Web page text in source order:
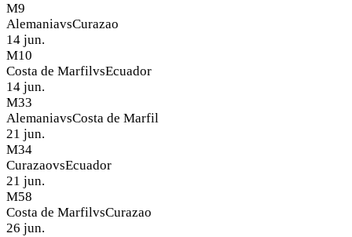
M9
AlemaniavsCurazao
14 jun.
M10
Costa de MarfilvsEcuador
14 jun.
M33
AlemaniavsCosta de Marfil
21 jun.
M34
CurazaovsEcuador
21 jun.
M58
Costa de MarfilvsCurazao
26 jun.